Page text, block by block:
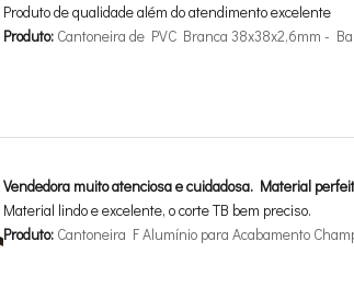
Produto de qualidade além do atendimento excelente
Produto: Cantoneira de PVC Branca 38x38x2,6mm -
Vendedora muito atenciosa e cuidadosa. Material
Material lindo e excelente, o corte TB bem preciso.
Produto: Cantoneira F Alumínio para Acabamento